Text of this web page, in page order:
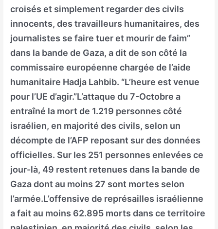
croisés et simplement regarder des civils
innocents, des travailleurs humanitaires, des
journalistes se faire tuer et mourir de faim”
dans la bande de Gaza, a dit de son côté la
commissaire européenne chargée de l’aide
humanitaire Hadja Lahbib. “L’heure est venue
pour l’UE d’agir.”L’attaque du 7-Octobre a
entraîné la mort de 1.219 personnes côté
israélien, en majorité des civils, selon un
décompte de l’AFP reposant sur des données
officielles. Sur les 251 personnes enlevées ce
jour-là, 49 restent retenues dans la bande de
Gaza dont au moins 27 sont mortes selon
l’armée.L’offensive de représailles israélienne
a fait au moins 62.895 morts dans ce territoire